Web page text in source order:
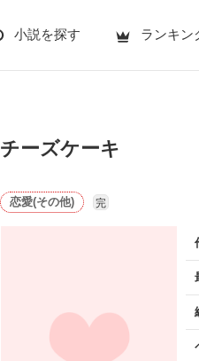
小説を探す ランキン
チーズケーキ
恋愛(その他) 完